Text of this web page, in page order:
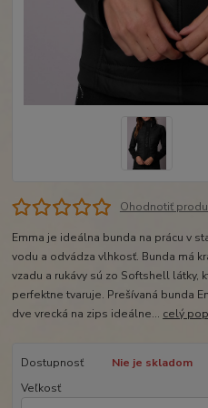
Ohodnotiť
Emma je ideálna bunda na prácu v
vodu a odvádza vlhkosť. Bunda má
vzadu a rukávy sú zo Softshell látky,
perfektne tvaruje. Prešívaná bunda
dve vrecká na zips ideálne... celý
Dostupnosť
Nie je skladom
Veľkosť